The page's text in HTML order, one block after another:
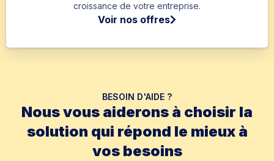
croissance de votre entreprise.
Voir nos offres
BESOIN D'AIDE ?
Nous vous aiderons à choisir la
solution qui répond le mieux à
vos besoins